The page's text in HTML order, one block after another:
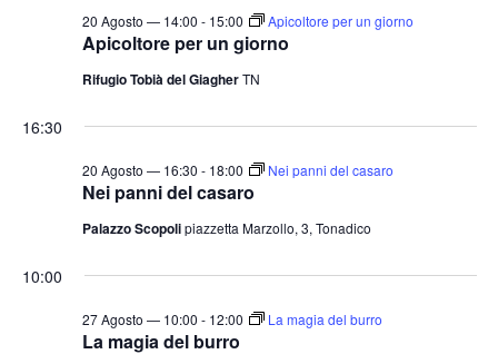
Apicoltore per un giorno
20 Agosto — 14:00 - 15:00 Apicoltore per un giorno
Rifugio Tobià del GiagherTN
16:30
Nei panni del casaro
20 Agosto — 16:30 - 18:00 Nei panni del casaro
Palazzo Scopolipiazzetta Marzollo, 3, Tonadico
10:00
La magia del burro
27 Agosto — 10:00 - 12:00 La magia del burro